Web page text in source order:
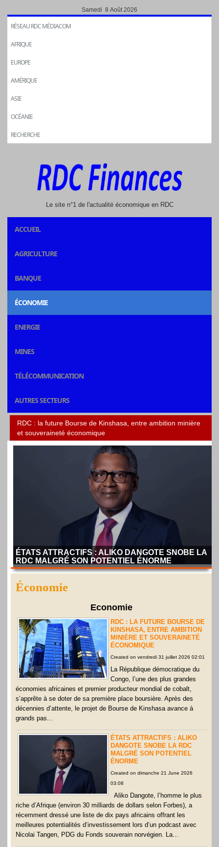
Samedi 8 Août 2026
RÉSEAU RDC MÉDIACOM
AFRIQUE
EUROPE
AMÉRIQUE
ASIE
OCÉANIE
RECHERCHE
Le site n°1 de l'actualité économique en RDC
ACCUEIL
AGRICULTURE
BANQUE
ÉCONOMIE
ENERGIE
MINES
TÉLÉCOMMUNICATION
AUTRES SECTEURS
ÉTATS ATTRACTIFS : ALIKO DANGOTE SNOBE LA
RDC MALGRÉ SON POTENTIEL ÉNORME
ÉTATS ATTRACTIFS : ALIKO DANGOTE SNOBE LA
Aliko Dangote, l’homme le plus riche d’Afrique (environ 30
milliards de dollars selon Forbes), a récemment dressé une
liste de dix pays africains offrant les meilleures potentialités
d’investissement lors d’un podcast avec Nicolai Tangen,
PDG du Fonds souverain norvégien. La RDC en est...
Économie
Economie
RDC : LA FUTURE BOURSE DE
KINSHASA, ENTRE AMBITION
MINIÈRE ET SOUVERAINETÉ
ÉCONOMIQUE
Created on vendredi 31 juillet 2026 02:01
La République démocratique du
Congo, l’une des plus grandes
économies africaines et premier producteur mondial de cobalt,
s’apprête à se doter de sa première place boursière. Après des
décennies d’attente, le projet de Bourse de Kinshasa avance à
grands pas...
ÉTATS ATTRACTIFS : ALIKO
DANGOTE SNOBE LA RDC
MALGRÉ SON POTENTIEL
ÉNORME
Created on dimanche 21 June 2026
03:08
Aliko Dangote, l’homme le plus
riche d’Afrique (environ 30 milliards de dollars selon Forbes), a
récemment dressé une liste de dix pays africains offrant les
meilleures potentialités d’investissement lors d’un podcast avec
Nicolai Tangen, PDG du Fonds souverain norvégien. La...